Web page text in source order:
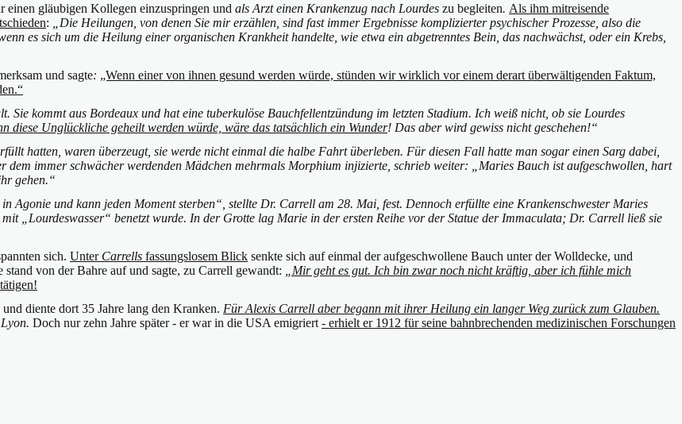
gläubigen Kollegen einzuspringen und als Arzt einen Krankenzug nach Lourdes zu begleiten. Als ihm mitreisende
:
„Die Heilungen, von denen Sie mir erzählen, sind fast immer Ergebnisse komplizierter psychischer Prozesse, also die
es sich um die Heilung einer organischen Krankheit handelte, wie etwa ein abgetrenntes Bein, das nachwächst, oder ein Krebs,
und sagte: „Wenn einer von ihnen gesund werden würde, stünden wir wirklich vor einem derart überwältigenden Faktum,
kommt aus Bordeaux und hat eine tuberkulöse Bauchfellentzündung im letzten Stadium. Ich weiß nicht, ob sie Lourdes
diese Unglückliche geheilt werden würde, wäre das tatsächlich ein Wunder! Das aber wird gewiss nicht geschehen!“
hatten, waren überzeugt, sie werde nicht einmal die halbe Fahrt überleben. Für diesen Fall hatte man sogar einen Sarg dabei,
immer schwächer werdenden Mädchen mehrmals Morphium injizierte, schrieb weiter: „Maries Bauch ist aufgeschwollen, hart
gehen.“
Agonie und kann jeden Moment sterben“, stellte Dr. Carrell am 28. Mai, fest. Dennoch erfüllte eine Krankenschwester Maries
„Lourdeswasser“ benetzt wurde. In der Grotte lag Marie in der ersten Reihe vor der Statue der Immaculata; Dr. Carrell ließ sie
sich. UnterCarrells fassungslosem Blick senkte sich auf einmal der aufgeschwollene Bauch unter der Wolldecke, und
stand von der Bahre auf und sagte, zu Carrell gewandt:
„Mir geht es gut. Ich bin zwar noch nicht kräftig, aber ich fühle mich
diente dort 35 Jahre lang den Kranken. Für Alexis Carrell aber begann mit ihrer Heilung ein langer Weg zurück zum Glauben.
Doch nur zehn Jahre später - er war in die USA emigriert - erhielt er 1912 für seine bahnbrechenden medizinischen Forschungen